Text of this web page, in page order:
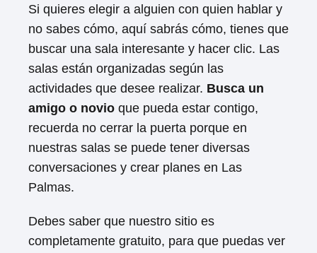
Si quieres elegir a alguien con quien hablar y
no sabes cómo, aquí sabrás cómo, tienes que
buscar una sala interesante y hacer clic. Las
salas están organizadas según las
actividades que desee realizar. Busca un
amigo o novio que pueda estar contigo,
recuerda no cerrar la puerta porque en
nuestras salas se puede tener diversas
conversaciones y crear planes en Las
Palmas.
Debes saber que nuestro sitio es
completamente gratuito, para que puedas ver